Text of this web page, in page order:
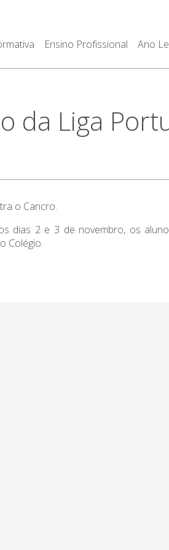
Ensino Profissional Ano
da Liga
o Cancro.
dias 2 e 3 de novembro, os
Colégio.